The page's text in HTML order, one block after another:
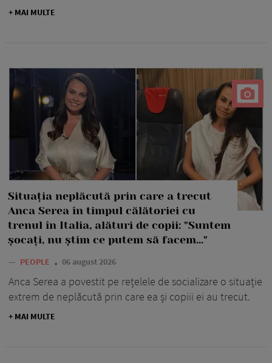
+ MAI MULTE
Situația neplăcută prin care a trecut
Anca Serea în timpul călătoriei cu
trenul în Italia, alături de copii: "Suntem
șocați, nu știm ce putem să facem..."
— PEOPLE 06 august 2026
Anca Serea a povestit pe rețelele de socializare o situație
extrem de neplăcută prin care ea și copiii ei au trecut.
+ MAI MULTE